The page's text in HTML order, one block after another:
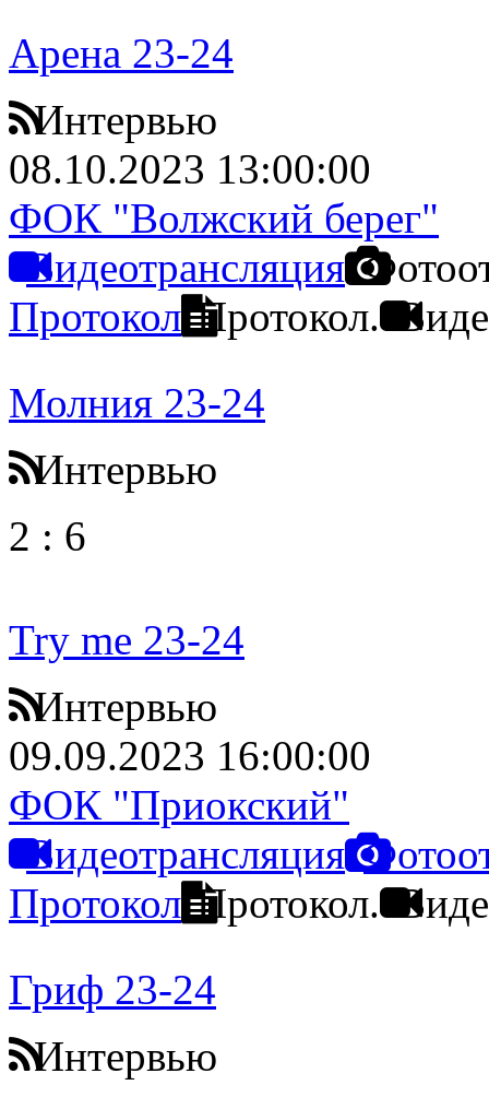
Арена 23-24
Интервью
08.10.2023 13:00:00
ФОК "Волжский берег"
Видеотрансляция
Протокол Протокол.
Молния 23-24
Интервью
2 : 6
Try me 23-24
Интервью
09.09.2023 16:00:00
ФОК "Приокский"
Видеотрансляция
Протокол Протокол.
Гриф 23-24
Интервью